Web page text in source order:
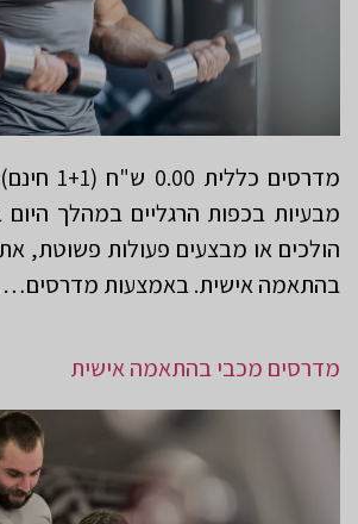
מדרסים
מבעיות בכפות הרגליים במהלך היום
הולכים או מבצעים פעולות פשוטת,
בהתאמה אישית. באמצעות מדרסים…
מדרסים מכבי בהתאמה אישית